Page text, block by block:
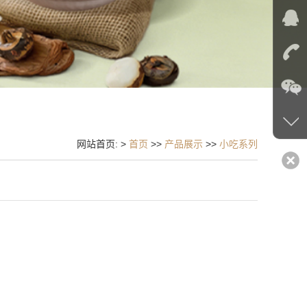
网站首页: > 首页 >> 产品展示 >> 小吃系列